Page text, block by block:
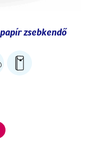
zsebkendő